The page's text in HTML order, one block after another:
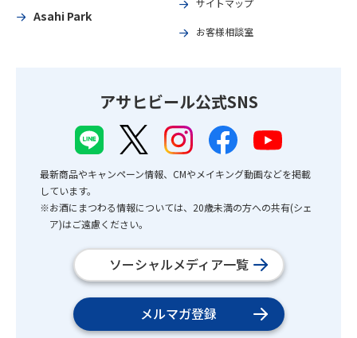
Asahi Park
サイトマップ
お客様相談室
アサヒビール公式SNS
最新商品やキャンペーン情報、CMやメイキング動画などを掲載
しています。
※お酒にまつわる情報については、20歳未満の方への共有(シェ
ア)はご遠慮ください。
ソーシャルメディア一覧
メルマガ登録